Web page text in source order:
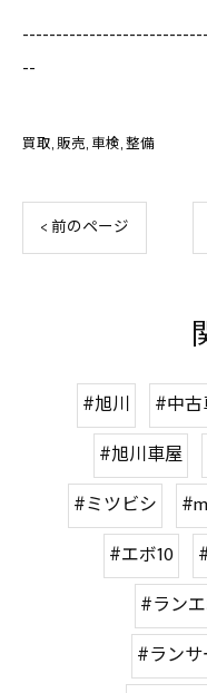
--
買取 販売 車検 整備
< 前のページ
#旭川 #中
#旭川車屋
#ミツビシ
#エボ10
#ラン
#ラン